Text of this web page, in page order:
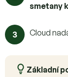
smetany
Cloud
Základní